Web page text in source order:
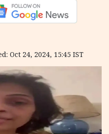
Oct 24, 2024, 15:45 IST